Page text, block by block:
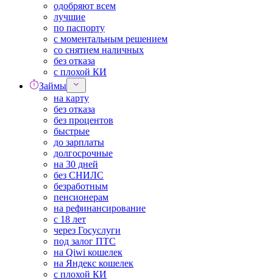
одобряют всем
лучшие
по паспорту
с моментальным решением
со снятием наличных
без отказа
с плохой КИ
Займы
на карту
без отказа
без процентов
быстрые
до зарплаты
долгосрочные
на 30 дней
без СНИЛС
безработным
пенсионерам
на рефинансирование
с 18 лет
через Госуслуги
под залог ПТС
на Qiwi кошелек
на Яндекс кошелек
с плохой КИ